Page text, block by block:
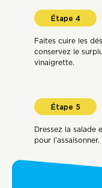
Faites cuire les
conservez le
vinaigrette.
Dressez la salade
pour l’assaisonner.